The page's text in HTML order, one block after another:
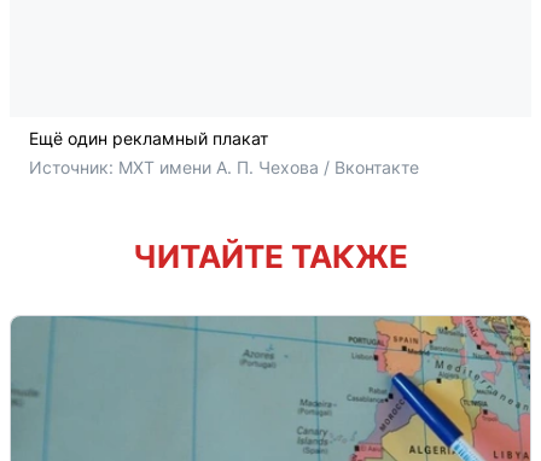
Ещё один рекламный плакат
Источник: МХТ имени А. П. Чехова / Вконтакте
ЧИТАЙТЕ ТАКЖЕ